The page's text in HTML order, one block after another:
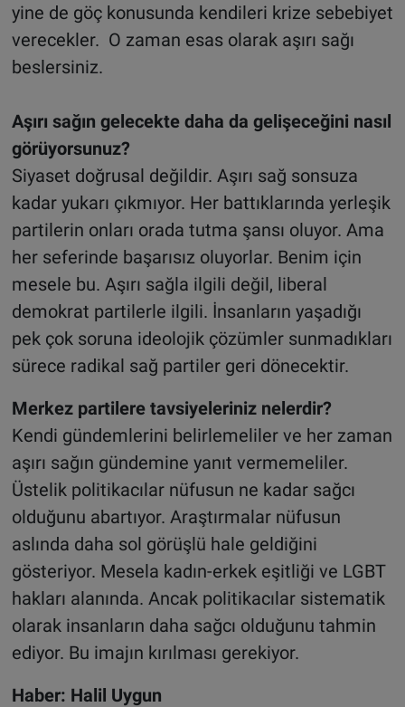
yine de göç konusunda kendileri krize sebebiyet
verecekler. O zaman esas olarak aşırı sağı
beslersiniz.
Aşırı sağın gelecekte daha da gelişeceğini nasıl
görüyorsunuz?
Siyaset doğrusal değildir. Aşırı sağ sonsuza
kadar yukarı çıkmıyor. Her battıklarında yerleşik
partilerin onları orada tutma şansı oluyor. Ama
her seferinde başarısız oluyorlar. Benim için
mesele bu. Aşırı sağla ilgili değil, liberal
demokrat partilerle ilgili. İnsanların yaşadığı
pek çok soruna ideolojik çözümler sunmadıkları
sürece radikal sağ partiler geri dönecektir.
Merkez partilere tavsiyeleriniz nelerdir?
Kendi gündemlerini belirlemeliler ve her zaman
aşırı sağın gündemine yanıt vermemeliler.
Üstelik politikacılar nüfusun ne kadar sağcı
olduğunu abartıyor. Araştırmalar nüfusun
aslında daha sol görüşlü hale geldiğini
gösteriyor. Mesela kadın-erkek eşitliği ve LGBT
hakları alanında. Ancak politikacılar sistematik
olarak insanların daha sağcı olduğunu tahmin
ediyor. Bu imajın kırılması gerekiyor.
Haber: Halil Uygun